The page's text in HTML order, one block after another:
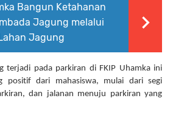
Bangun Ketahanan
Jagung melalui
Jagung
terjadi pada parkiran di FKIP Uhamka ini
positif dari mahasiswa, mulai dari segi
dan jalanan menuju parkiran yang